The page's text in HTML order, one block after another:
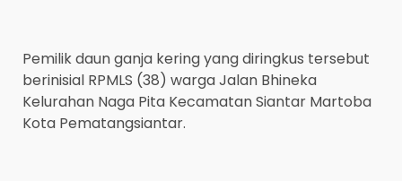
Pemilik daun ganja kering yang diringkus tersebut
berinisial RPMLS (38) warga Jalan Bhineka
Kelurahan Naga Pita Kecamatan Siantar Martoba
Kota Pematangsiantar.